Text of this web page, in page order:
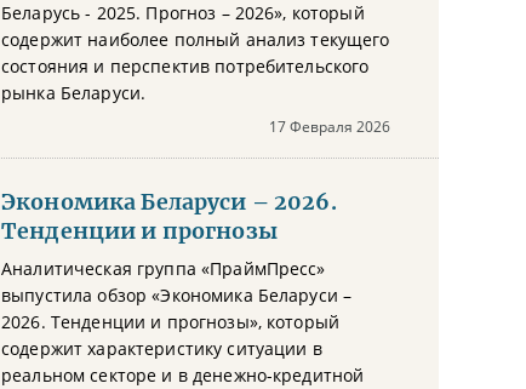
Беларусь - 2025. Прогноз – 2026», который
содержит наиболее полный анализ текущего
состояния и перспектив потребительского
рынка Беларуси.
17 Февраля 2026
Экономика Беларуси – 2026.
Тенденции и прогнозы
Аналитическая группа «ПраймПресс»
выпустила обзор «Экономика Беларуси –
2026. Тенденции и прогнозы», который
содержит характеристику ситуации в
реальном секторе и в денежно-кредитной